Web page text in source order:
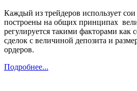
Каждый из трейдеров использует
построены на общих принципах
регулируется такими факторами как
сделок с величиной депозита и
ордеров.
Подробнее...